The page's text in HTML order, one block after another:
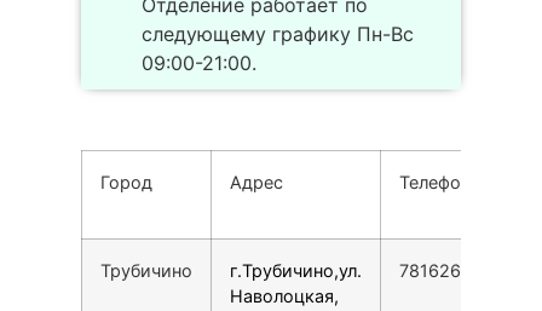
Отделение работает по
следующему графику Пн-Вс
09:00-21:00.
Город Адрес Телефон
Трубичино
г.Трубичино,ул.
Наволоцкая,